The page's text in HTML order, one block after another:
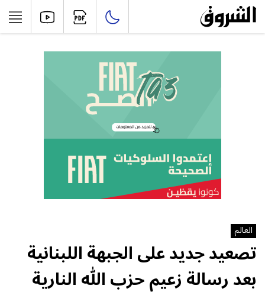
العالم
تصعيد جديد على الجبهة اللبنانية
بعد رسالة زعيم حزب الله النارية